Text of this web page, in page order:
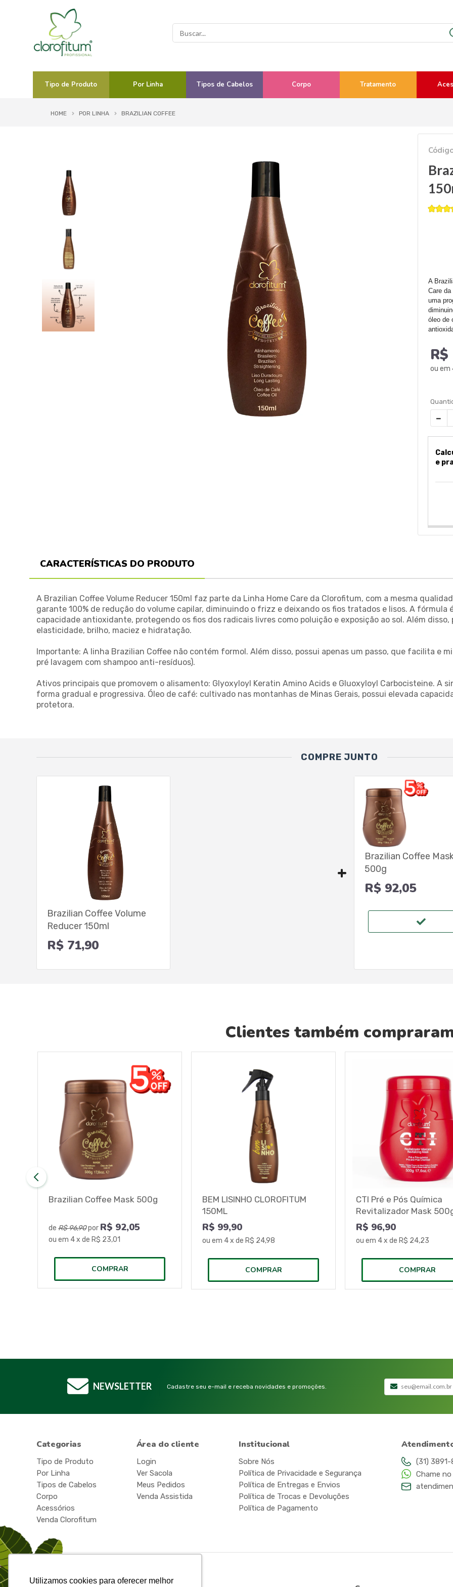
Utilizamos cookies para oferecer melhor
Tipo de Produto Por Linha Tipos de Cabelos Corpo Tratamento
HOME POR LINHA BRAZILIAN COFFEE
A
Care
uma
óleo de
R$
ou em
e
CARACTERÍSTICAS DO PRODUTO
A Brazilian Coffee Volume Reducer 150ml faz parte da Linha Home Care da Clorofitum, com a mesma
garante 100% de redução do volume capilar, diminuindo o frizz e deixando os fios tratados e lisos. A fórmula
capacidade antioxidante, protegendo os fios dos radicais livres como poluição e exposição ao sol. Além
elasticidade, brilho, maciez e hidratação.
Importante: A linha Brazilian Coffee não contém formol. Além disso, possui apenas um passo, que facilita e
pré lavagem com shampoo anti-resíduos).
Ativos principais que promovem o alisamento: Glyoxyloyl Keratin Amino Acids e Gluoxyloyl Carbocisteine. A
forma gradual e progressiva. Óleo de café: cultivado nas montanhas de Minas Gerais, possui elevada
protetora.
COMPRE JUNTO
Brazilian Coffee Volume
Reducer 150ml
R$ 71,90
Brazilian Coffee
500g
R$ 92,05
Clientes também
Brazilian Coffee Mask 500g
de R$ 96,90por R$ 92,05
ou em 4x de R$ 23,01
COMPRAR
BEM LISINHO CLOROFITUM
150ML
R$ 99,90
ou em 4x de R$ 24,98
COMPRAR
CTI Pré e Pós Química
Revitalizador Mask
R$ 96,90
ou em 4x de R$ 24,23
COMPRAR
NEWSLETTER Cadastre seu e-mail e receba novidades e promoções.
Categorias
Tipo de Produto
Por Linha
Tipos de Cabelos
Corpo
Acessórios
Venda Clorofitum
Área do cliente
Login
Ver Sacola
Meus Pedidos
Venda Assistida
Institucional
Sobre Nós
Política de Privacidade e Segurança
Política de Entregas e Envios
Política de Trocas e Devoluções
Política de Pagamento
(31)
Chame